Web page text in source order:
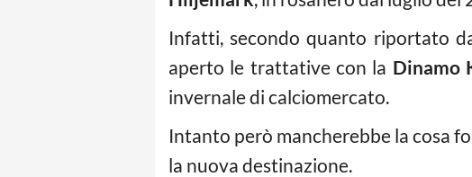
Infatti, secondo quanto riportato
aperto le trattative con la Dinamo
invernale di calciomercato.
Intanto però mancherebbe la cosa
la nuova destinazione.